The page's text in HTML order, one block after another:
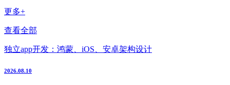
更多+
查看全部
独立app开发：鸿蒙、iOS、安卓架构设计
2026.08.10